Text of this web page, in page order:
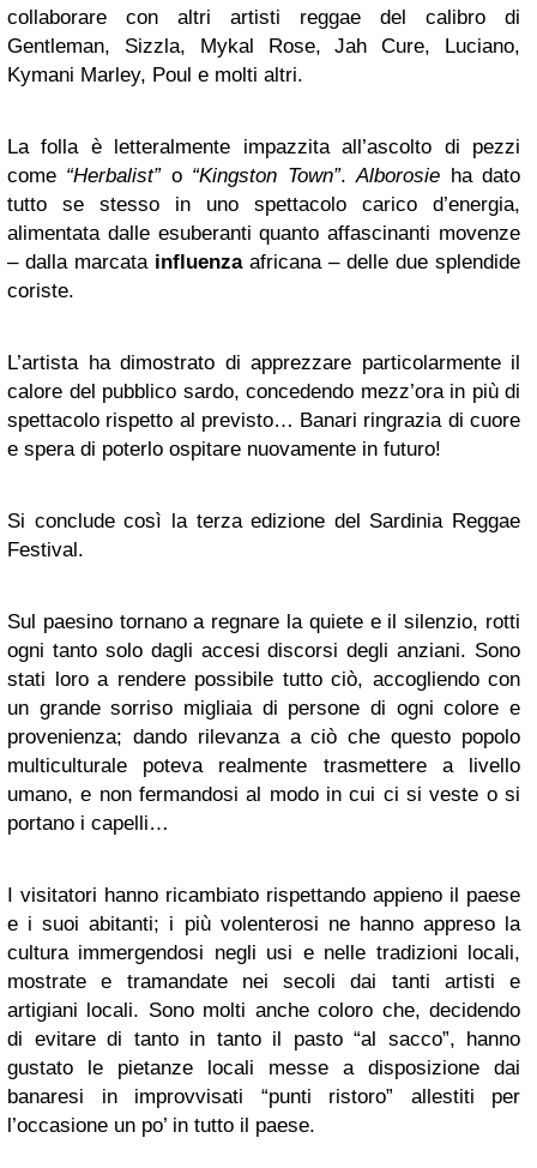
collaborare con altri artisti reggae del calibro di
Gentleman, Sizzla, Mykal Rose, Jah Cure, Luciano,
Kymani Marley, Poul e molti altri.
La folla è letteralmente impazzita all’ascolto di pezzi
come “Herbalist”o “Kingston Town”.Alborosie ha dato
tutto se stesso in uno spettacolo carico d’energia,
alimentata dalle esuberanti quanto affascinanti movenze
– dalla marcata influenzaafricana – delle due splendide
coriste.
L’artista ha dimostrato di apprezzare particolarmente il
calore del pubblico sardo, concedendo mezz’ora in più di
spettacolo rispetto al previsto… Banari ringrazia di cuore
e spera di poterlo ospitare nuovamente in futuro!
Si conclude così la terza edizione del Sardinia Reggae
Festival.
Sul paesino tornano a regnare la quiete e il silenzio, rotti
ogni tanto solo dagli accesi discorsi degli anziani. Sono
stati loro a rendere possibile tutto ciò, accogliendo con
un grande sorriso migliaia di persone di ogni colore e
provenienza; dando rilevanza a ciò che questo popolo
multiculturale poteva realmente trasmettere a livello
umano, e non fermandosi al modo in cui ci si veste o si
portano i capelli…
I visitatori hanno ricambiato rispettando appieno il paese
e i suoi abitanti; i più volenterosi ne hanno appreso la
cultura immergendosi negli usi e nelle tradizioni locali,
mostrate e tramandate nei secoli dai tanti artisti e
artigiani locali. Sono molti anche coloro che, decidendo
di evitare di tanto in tanto il pasto “al sacco”, hanno
gustato le pietanze locali messe a disposizione dai
banaresi in improvvisati “punti ristoro” allestiti per
l’occasione un po’ in tutto il paese.